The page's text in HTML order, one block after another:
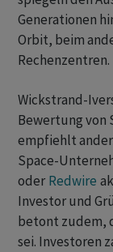
Generationen
Orbit, beim
Rechenzentren.
Wickstrand-
Bewertung von
empfiehlt
Space-
oder Redwire
Investor und
betont zudem,
sei. Investoren